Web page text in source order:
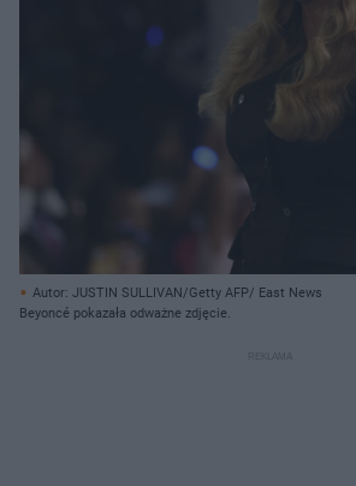
Autor: JUSTIN SULLIVAN/Getty AFP/ East News
Beyoncé pokazała odważne zdjęcie.